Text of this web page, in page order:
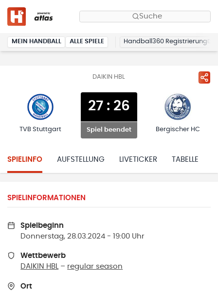
Suche
MEIN HANDBALL ALLE SPIELE Handball360 Registrierung
DAIKIN HBL
TVB Stuttgart
27 : 26
Spiel beendet Bergischer HC
SPIELINFO AUFSTELLUNG LIVETICKER TABELLE
SPIELINFORMATIONEN
Spielbeginn
Donnerstag, 28.03.2024 - 19:00 Uhr
Wettbewerb
DAIKIN HBL– regular season
Ort